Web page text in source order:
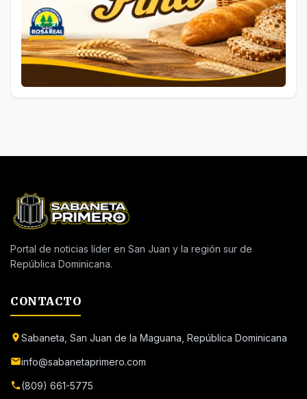
Portal de noticias líder en San Juan y la región sur de
República Dominicana.
CONTACTO
Sabaneta, San Juan de la Maguana, República Dominicana
info@sabanetaprimero.com
(809) 661-5775